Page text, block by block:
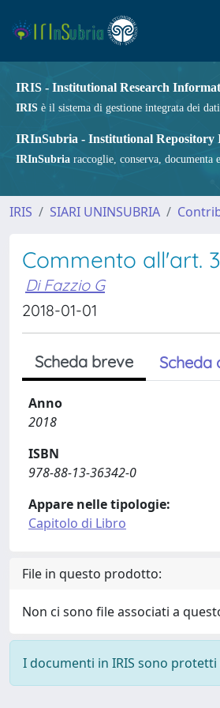
IRIS - Institutional Research
IRIS è il sistema di gestione integrata dei
IRInSubria - Institutional Repository
IRInSubria raccoglie, conserva,
IRIS SIARI UNINSUBRIA
Commento all'art.
Di Fazzio G
2018-01-01
Scheda breve Scheda
Anno
2018
ISBN
978-88-13-36342-0
Appare nelle tipologie:
Capitolo di Libro
File in questo prodotto:
Non ci sono file associati a
I documenti in IRIS sono